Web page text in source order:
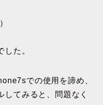
た。
での使用を諦め、
てみると、問題なく